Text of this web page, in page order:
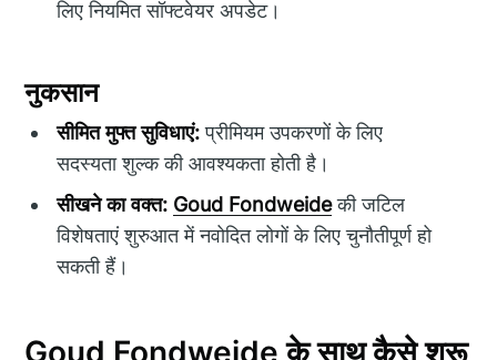
लिए नियमित सॉफ्टवेयर अपडेट।
नुकसान
सीमित मुफ्त सुविधाएं:प्रीमियम उपकरणों के लिए
सदस्यता शुल्क की आवश्यकता होती है।
सीखने का वक्त: Goud Fondweideकी जटिल
विशेषताएं शुरुआत में नवोदित लोगों के लिए चुनौतीपूर्ण हो
सकती हैं।